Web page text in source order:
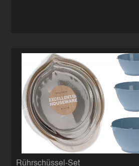
Rührschüssel-Set